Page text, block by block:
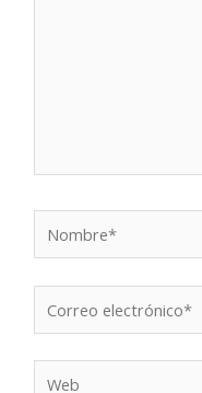
Nombre*
electrónico*